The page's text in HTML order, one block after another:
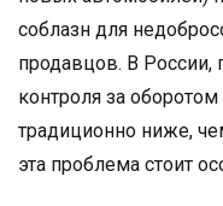
соблазн для
продавцов. В России,
контроля за
традиционно ниже,
эта проблема стоит